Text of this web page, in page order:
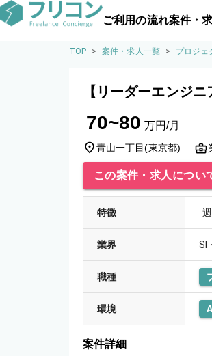
ご利用の流れ案件・
TOP > 案件・求人一覧 > プロジェ
【リーダーエンジ
70~80 万円/月
青山一丁目(東京都)
この案件・求人につい
特徴
業界 SI
職種
環境
案件詳細